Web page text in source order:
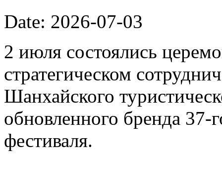
Date: 2026-07-03
2 июля состоялись
стратегическом
Шанхайского
обновленного бренда 37-
фестиваля.